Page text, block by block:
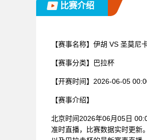
比赛介绍
【赛事名称】 伊胡 VS 圣莫尼
【赛事分类】 巴拉杯
【开赛时间】 2026-06-05
【赛事介绍】
北京时间2026年06月05日
准时直播，比赛数据实时更新